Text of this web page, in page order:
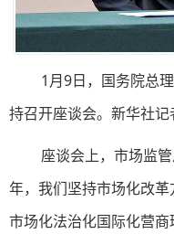
1月9日，国务院总
持召开座谈会。新华社记
座谈会上，市场监
年，我们坚持市场化改
市场化法治化国际化营商